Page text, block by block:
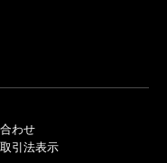
わせ
引法表示